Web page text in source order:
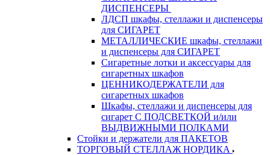
ДИСПЕНСЕРЫ
ЛДСП шкафы, стеллажи и диспенсеры
для СИГАРЕТ
МЕТАЛЛИЧЕСКИЕ шкафы, стеллажи
и диспенсеры для СИГАРЕТ
Сигаретные лотки и аксессуары для
сигаретных шкафов
ЦЕННИКОДЕРЖАТЕЛИ для
сигаретных шкафов
Шкафы, стеллажи и диспенсеры для
сигарет С ПОДСВЕТКОЙ и/или
ВЫДВИЖНЫМИ ПОЛКАМИ
Стойки и держатели для ПАКЕТОВ
ТОРГОВЫЙ СТЕЛЛАЖ НОРДИКА